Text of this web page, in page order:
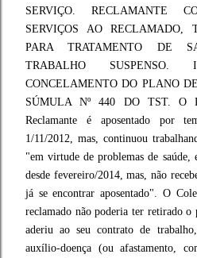
SERVIÇO. RECLAMANTE
SERVIÇOS AO RECLAMADO,
PARA TRATAMENTO DE
TRABALHO SUSPENSO.
CONCELAMENTO DO PLANO
SÚMULA Nº 440 DO TST. O
Reclamante é aposentado por
1/11/2012, mas, continuou
"em virtude de problemas de saúde,
desde fevereiro/2014, mas, não
já se encontrar aposentado". O
reclamado não poderia ter retirado o
aderiu ao seu contrato de
auxílio-doença (ou afastamento,